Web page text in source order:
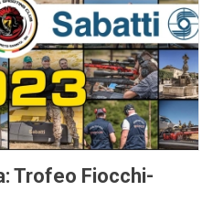
Trofeo Fiocchi-